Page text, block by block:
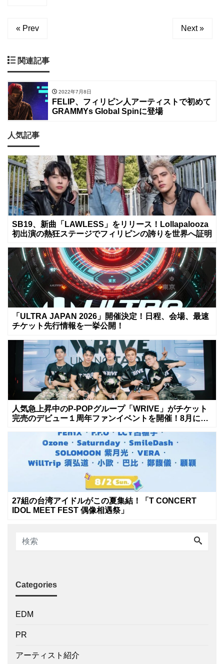
« Prev Next »
関連記事
2022年7月8日
FELIP、フィリピン人アーティストで初めて
GRAMMYs Global Spinに登場
人気記事
SB19、新曲「LAWLESS」をリリース！Lollapalooza
初出演の熱狂ステージでフィリピンの誇りを世界へ証明
「ULTRA JAPAN 2026」開催決定！日程、会場、最速
チケット先行情報を一挙公開！
人気急上昇中のP-POPグループ「WRIVE」がチケット
完売のデビュー１周年ファンイベントを開催！8月に新
27組の台湾アイドルがこの夏集結！「T CONCERT
IDOL MEET FEST 偶像相遇祭」
Categories
EDM
PR
アーティスト紹介